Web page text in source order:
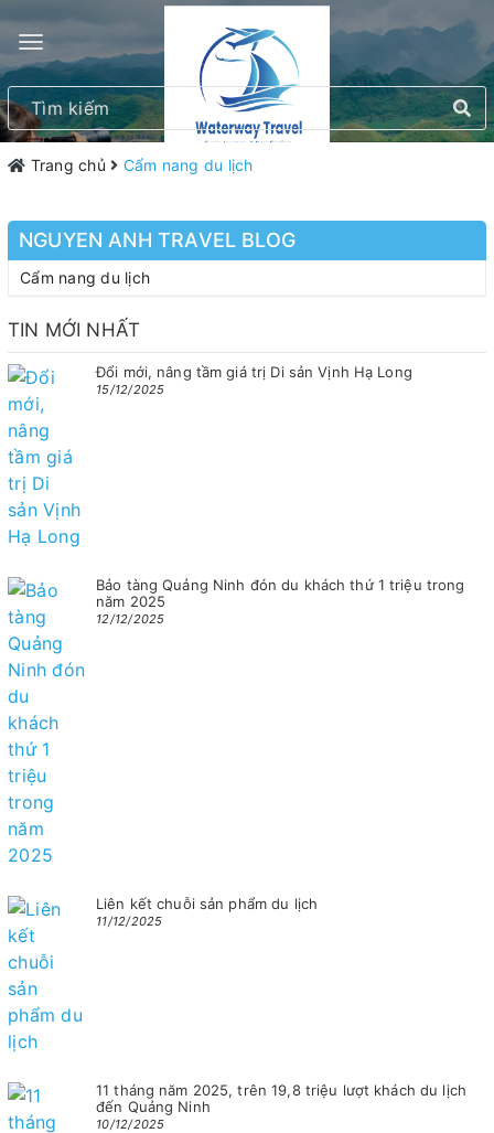
Trang chủ Cẩm nang du lịch
NGUYEN ANH TRAVEL BLOG
Cẩm nang du lịch
TIN MỚI NHẤT
Đổi mới, nâng tầm giá trị Di sản Vịnh Hạ Long
15/12/2025
Bảo tàng Quảng Ninh đón du khách thứ 1 triệu trong
năm 2025
12/12/2025
Liên kết chuỗi sản phẩm du lịch
11/12/2025
11 tháng năm 2025, trên 19,8 triệu lượt khách du lịch
đến Quảng Ninh
10/12/2025